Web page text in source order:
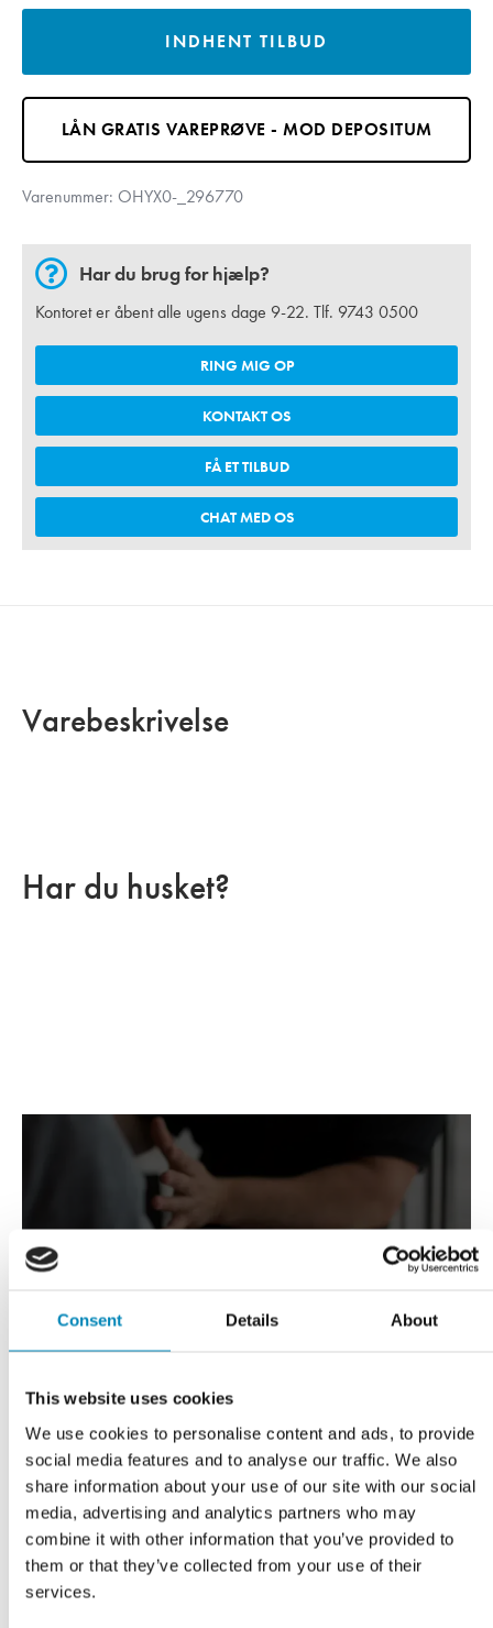
Consent Details About
This website uses cookies
We use cookies to personalise content and ads, to provide
social media features and to analyse our traffic. We also
share information about your use of our site with our social
media, advertising and analytics partners who may
combine it with other information that you’ve provided to
them or that they’ve collected from your use of their
services.
INDHENT TILBUD
LÅN GRATIS VAREPRØVE - MOD DEPOSITUM
Varenummer: OHYX0-_296770
Har du brug for hjælp?
Kontoret er åbent alle ugens dage 9-22. Tlf. 9743 0500
RING MIG OP
KONTAKT OS
FÅ ET TILBUD
CHAT MED OS
Varebeskrivelse
Har du husket?
Professionel rådgivning